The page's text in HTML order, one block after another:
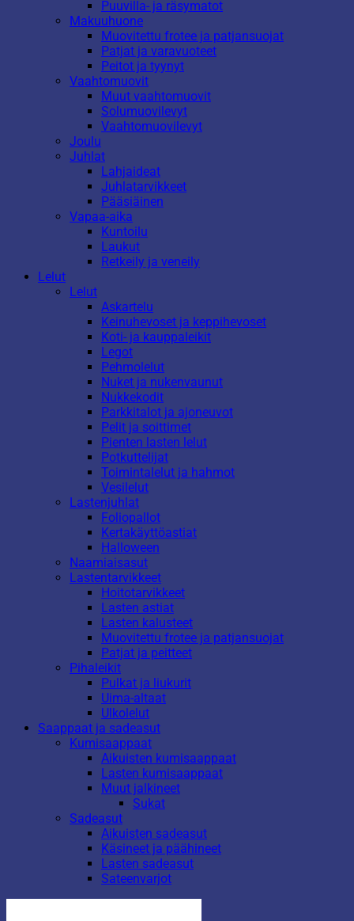
Puuvilla- ja räsymatot
Makuuhuone
Muovitettu frotee ja patjansuojat
Patjat ja varavuoteet
Peitot ja tyynyt
Vaahtomuovit
Muut vaahtomuovit
Solumuovilevyt
Vaahtomuovilevyt
Joulu
Juhlat
Lahjaideat
Juhlatarvikkeet
Pääsiäinen
Vapaa-aika
Kuntoilu
Laukut
Retkeily ja veneily
Lelut
Lelut
Askartelu
Keinuhevoset ja keppihevoset
Koti- ja kauppaleikit
Legot
Pehmolelut
Nuket ja nukenvaunut
Nukkekodit
Parkkitalot ja ajoneuvot
Pelit ja soittimet
Pienten lasten lelut
Potkuttelijat
Toimintalelut ja hahmot
Vesilelut
Lastenjuhlat
Foliopallot
Kertakäyttöastiat
Halloween
Naamiaisasut
Lastentarvikkeet
Hoitotarvikkeet
Lasten astiat
Lasten kalusteet
Muovitettu frotee ja patjansuojat
Patjat ja peitteet
Pihaleikit
Pulkat ja liukurit
Uima-altaat
Ulkolelut
Saappaat ja sadeasut
Kumisaappaat
Aikuisten kumisaappaat
Lasten kumisaappaat
Muut jalkineet
Sukat
Sadeasut
Aikuisten sadeasut
Käsineet ja päähineet
Lasten sadeasut
Sateenvarjot